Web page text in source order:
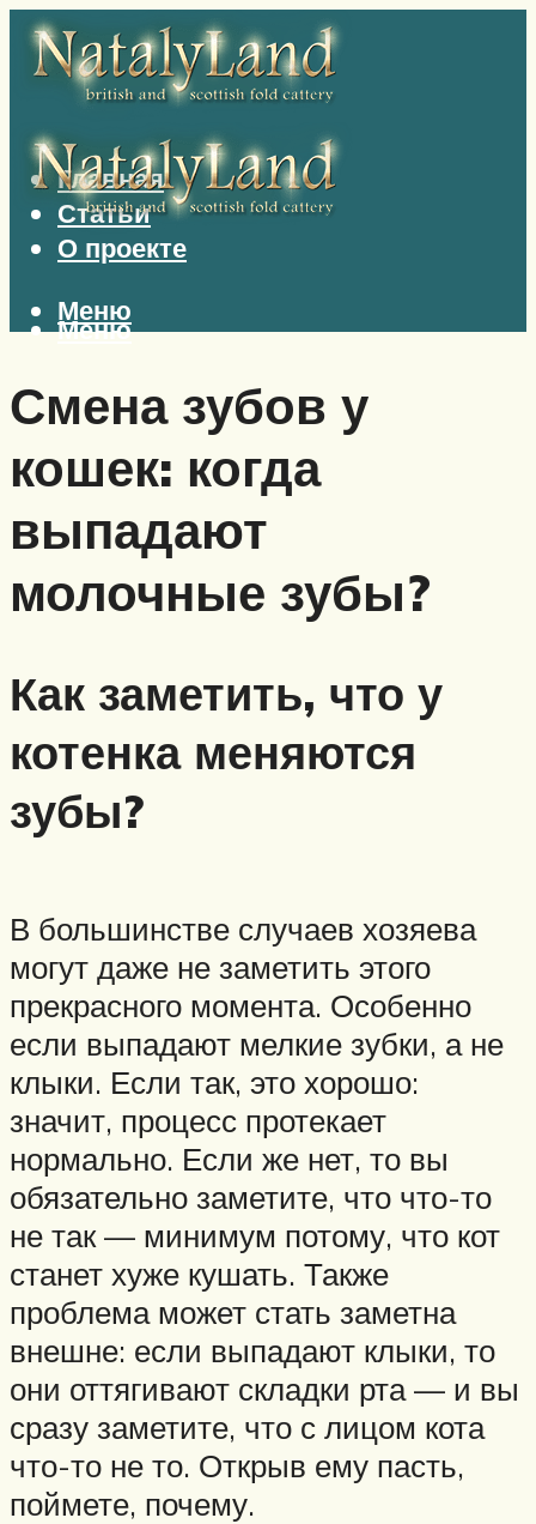
Главная
Статьи
О проекте
Меню
Меню
Смена зубов у
кошек: когда
выпадают
молочные зубы?
Как заметить, что у
котенка меняются
зубы?
В большинстве случаев хозяева
могут даже не заметить этого
прекрасного момента. Особенно
если выпадают мелкие зубки, а не
клыки. Если так, это хорошо:
значит, процесс протекает
нормально. Если же нет, то вы
обязательно заметите, что что-то
не так — минимум потому, что кот
станет хуже кушать. Также
проблема может стать заметна
внешне: если выпадают клыки, то
они оттягивают складки рта — и вы
сразу заметите, что с лицом кота
что-то не то. Открыв ему пасть,
поймете, почему.